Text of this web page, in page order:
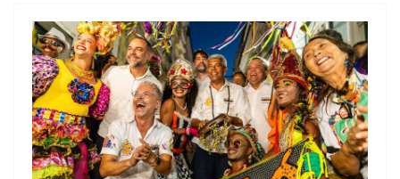
A
p
p
b
o
o
k